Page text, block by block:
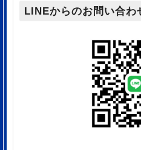
LINEからのお問い合わ